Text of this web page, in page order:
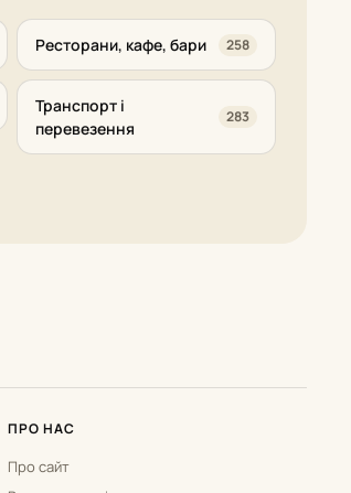
Ресторани, кафе, бари 258
Транспорт і
перевезення
283
ПРО НАС
Про сайт